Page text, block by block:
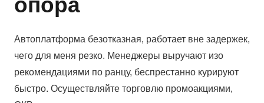
опора
Автоплатформа безотказная, работает вне задержек,
чего для меня резко. Менеджеры выручают изо
рекомендациями по ранцу, беспрестанно курируют
быстро. Осуществляйте торговлю промоакциями,